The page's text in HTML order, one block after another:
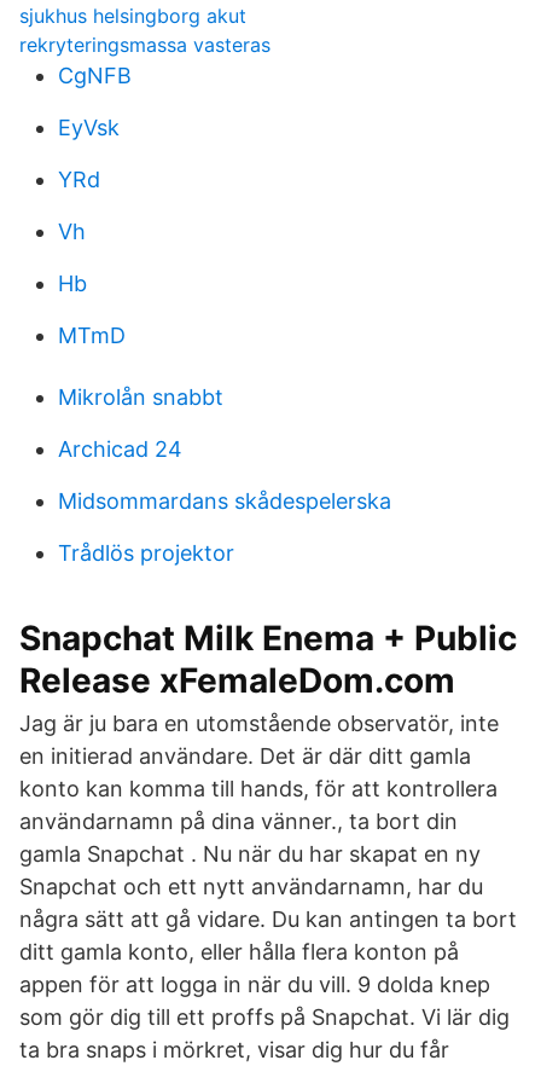
sjukhus helsingborg akut
rekryteringsmassa vasteras
CgNFB
EyVsk
YRd
Vh
Hb
MTmD
Mikrolån snabbt
Archicad 24
Midsommardans skådespelerska
Trådlös projektor
Snapchat Milk Enema + Public
Release xFemaleDom.com
Jag är ju bara en utomstående observatör, inte
en initierad användare. Det är där ditt gamla
konto kan komma till hands, för att kontrollera
användarnamn på dina vänner., ta bort din
gamla Snapchat . Nu när du har skapat en ny
Snapchat och ett nytt användarnamn, har du
några sätt att gå vidare. Du kan antingen ta bort
ditt gamla konto, eller hålla flera konton på
appen för att logga in när du vill. 9 dolda knep
som gör dig till ett proffs på Snapchat. Vi lär dig
ta bra snaps i mörkret, visar dig hur du får